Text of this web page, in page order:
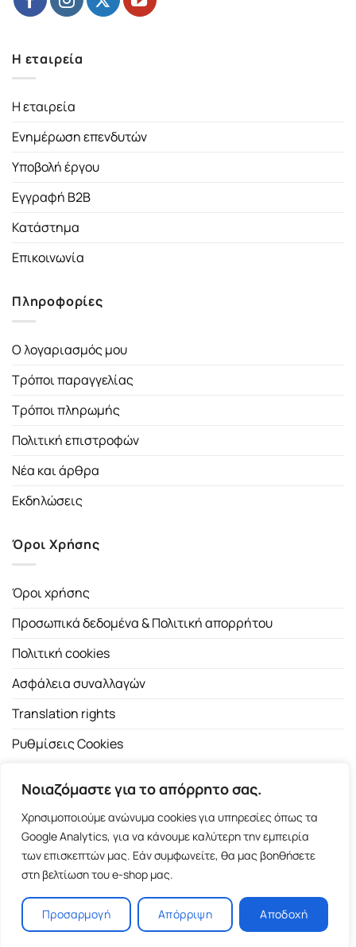
Νοιαζόμαστε για το απόρρητο σας.
Χρησιμοποιούμε ανώνυμα cookies για υπηρεσίες όπως τα
Google Analytics, για να κάνουμε καλύτερη την εμπειρία
των επισκεπτών μας. Εάν συμφωνείτε, θα μας βοηθήσετε
στη βελτίωση του e-shop μας.
Προσαρμογή Απόρριψη Αποδοχή
Η εταιρεία
Η εταιρεία
Ενημέρωση επενδυτών
Υποβολή έργου
Εγγραφή B2B
Κατάστημα
Επικοινωνία
Πληροφορίες
Ο λογαριασμός μου
Τρόποι παραγγελίας
Τρόποι πληρωμής
Πολιτική επιστροφών
Νέα και άρθρα
Εκδηλώσεις
Όροι Χρήσης
Όροι χρήσης
Προσωπικά δεδομένα & Πολιτική απορρήτου
Πολιτική cookies
Ασφάλεια συναλλαγών
Translation rights
Ρυθμίσεις Cookies
Copyright 2026 ©Εκδοτικός Οίκος Α.Α. Λιβάνη| All rights
reserved.
Σόλωνος 98, 10680 Αθήνα | Τ:2103661200- F: 2103617791
E-shop and Premium Managed Hosting byClickProject.gr